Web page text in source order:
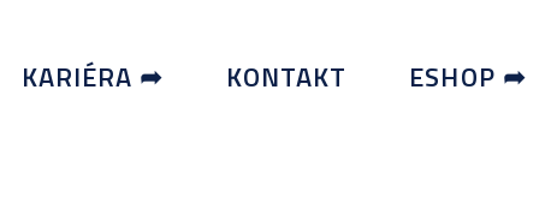
KARIÉRA ➦ KONTAKT ESHOP ➦